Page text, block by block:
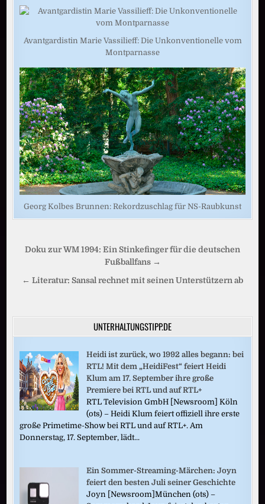
Avantgardistin Marie Vassilieff: Die Unkonventionelle vom
Montparnasse
Georg Kolbes Brunnen: Rekordzuschlag für NS-Raubkunst
Beitragsnavigation
Doku zur WM 1994: Ein Stinkefinger für die deutschen
Fußballfans →
← Literatur: Sansal rechnet mit seinen Unterstützern ab
UNTERHALTUNGSTIPP.DE
Heidi ist zurück, wo 1992 alles begann: bei
RTL! Mit dem „HeidiFest“ feiert Heidi
Klum am 17. September ihre große
Premiere bei RTL und auf RTL+
RTL Television GmbH [Newsroom] Köln
(ots) – Heidi Klum feiert offiziell ihre erste
große Primetime-Show bei RTL und auf RTL+. Am
Donnerstag, 17. September, lädt...
Ein Sommer-Streaming-Märchen: Joyn
feiert den besten Juli seiner Geschichte
Joyn [Newsroom]München (ots) –